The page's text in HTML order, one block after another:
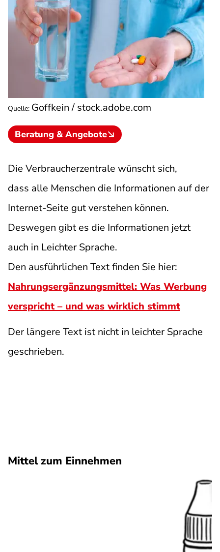
Quelle: Goffkein / stock.adobe.com
Beratung & Angebote
Die Verbraucherzentrale wünscht sich,
dass alle Menschen die Informationen auf der
Internet-Seite gut verstehen können.
Deswegen gibt es die Informationen jetzt
auch in Leichter Sprache.
Den ausführlichen Text finden Sie hier:
Nahrungsergänzungsmittel: Was Werbung
verspricht – und was wirklich stimmt
Der längere Text ist nicht in leichter Sprache
geschrieben.
Mittel zum Einnehmen